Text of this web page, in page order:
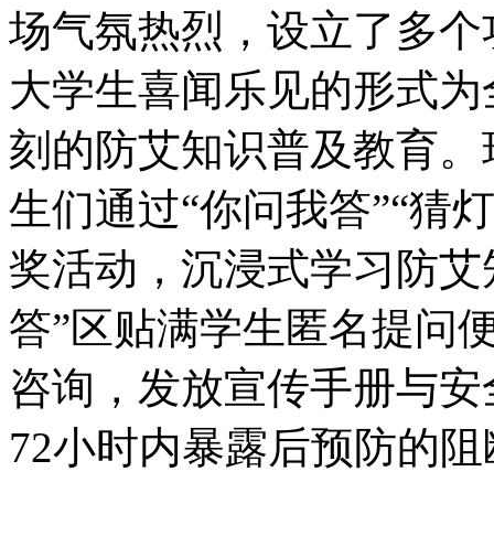
场气氛热烈，设立了多
大学生喜闻乐见的形式
刻的防艾知识普及教育
生们通过“你问我答”“猜
奖活动，沉浸式学习防
答”区贴满学生匿名提问
咨询，发放宣传手册与
72小时内暴露后预防的